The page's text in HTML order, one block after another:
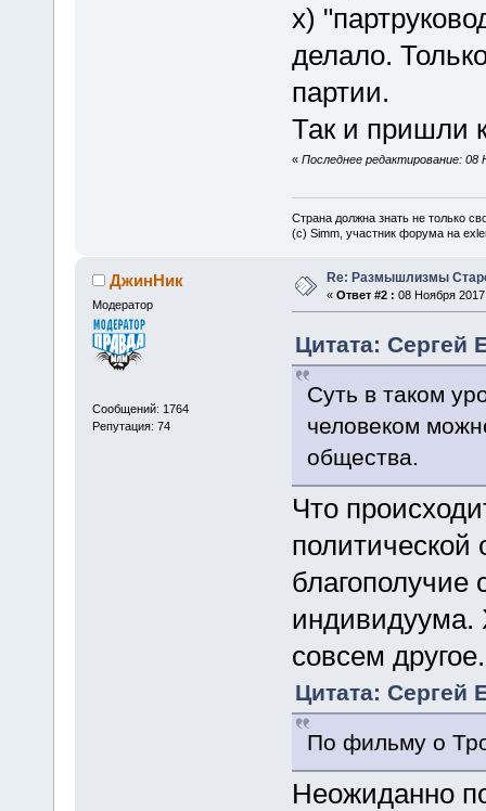
х)
делало.
партии.
Так и пришли
« Последнее редактирование: 08
Страна должна знать не только
(c) Simm, участник форума на
ДжинНик
Модератор
Сообщений: 1764
Репутация: 74
Re: Размышлизмы
« Ответ #2 : 08 Ноября
Цитата: Сергей
Суть в таком
человеком
общества.
Что
политической
благополучие
индивидуума.
совсем другое.
Цитата: Сергей
По фильму о
Неожиданно